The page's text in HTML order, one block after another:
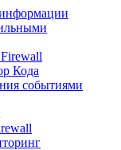
Кода
событиями